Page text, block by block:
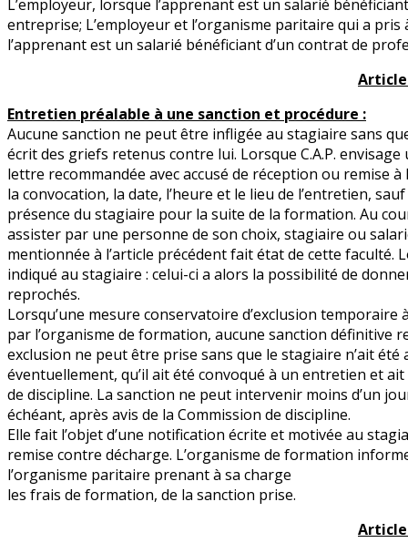
L’employeur, lorsque l’apprenant est un salarié
entreprise; L’employeur et l’organisme paritaire qui a
l’apprenant est un salarié bénéficiant d’un contrat de
Article
Entretien préalable à une sanction et procédure :
Aucune sanction ne peut être infligée au stagiaire sans
écrit des griefs retenus contre lui. Lorsque C.A.P.
lettre recommandée avec accusé de réception ou remise
la convocation, la date, l’heure et le lieu de l’entretien,
présence du stagiaire pour la suite de la formation. Au
assister par une personne de son choix, stagiaire ou
mentionnée à l’article précédent fait état de cette faculté.
indiqué au stagiaire : celui-ci a alors la possibilité de
reprochés.
Lorsqu’une mesure conservatoire d’exclusion
par l’organisme de formation, aucune sanction définitive
exclusion ne peut être prise sans que le stagiaire n’ait
éventuellement, qu’il ait été convoqué à un entretien et
de discipline. La sanction ne peut intervenir moins d’un
échéant, après avis de la Commission de discipline.
Elle fait l’objet d’une notification écrite et motivée au
remise contre décharge. L’organisme de formation
l’organisme paritaire prenant à sa charge
les frais de formation, de la sanction prise.
Article